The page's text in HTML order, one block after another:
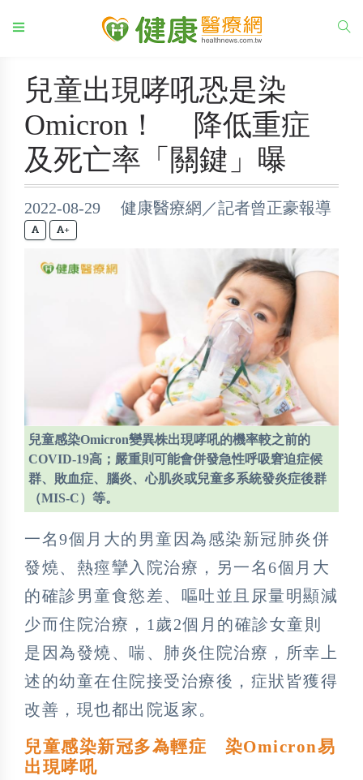
兒童出現哮吼恐是染
Omicron！ 降低重症
及死亡率「關鍵」曝
2022-08-29 健康醫療網／記者曾正豪報導
+
兒童感染Omicron變異株出現哮吼的機率較之前的
COVID-19高；嚴重則可能會併發急性呼吸窘迫症候
群、敗血症、腦炎、心肌炎或兒童多系統發炎症後群
（MIS-C）等。
一名9個月大的男童因為感染新冠肺炎併
發燒、熱痙攣入院治療，另一名6個月大
的確診男童食慾差、嘔吐並且尿量明顯減
少而住院治療，1歲2個月的確診女童則
是因為發燒、喘、肺炎住院治療，所幸上
述的幼童在住院接受治療後，症狀皆獲得
改善，現也都出院返家。
兒童感染新冠多為輕症 染Omicron易
出現哮吼